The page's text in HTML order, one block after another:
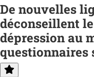
De nouvelles
déconseillent
dépression au
questionnaires